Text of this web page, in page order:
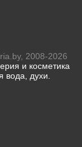
2008-2026
и косметика
духи.